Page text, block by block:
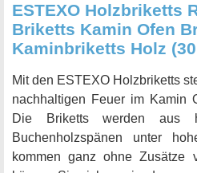
ESTEXO Holzbriketts
Briketts Kamin Ofen
Kaminbriketts Holz
Mit den ESTEXO Holzbriketts
nachhaltigen Feuer im Kamin
Die Briketts werden aus
Buchenholzspänen unter
kommen ganz ohne Zusätze